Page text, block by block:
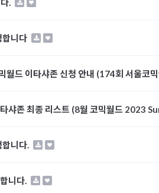
.
합니다
월드 이타샤존 신청 안내 (174회 서울코
샤존 최종 리스트 (8월 코믹월드 2023
합니다.
니다.